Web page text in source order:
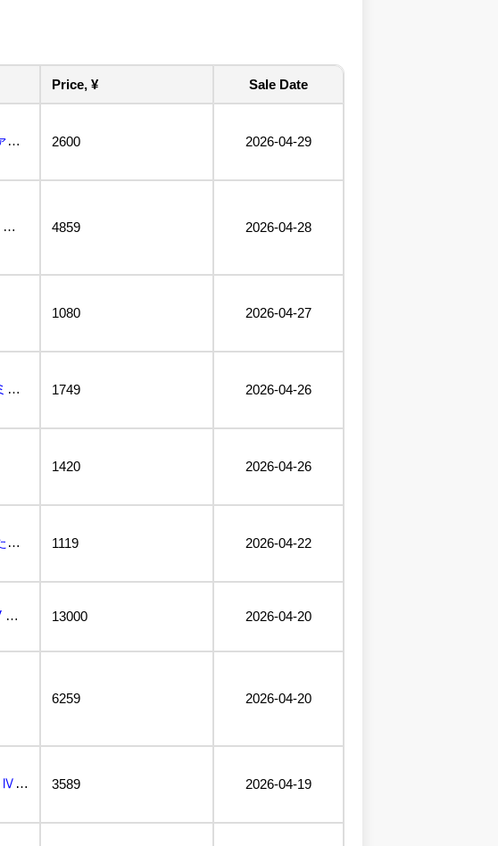
Price, ¥ Sale Date
【中古】 FC ドラゴンクエストIV DRAGONQUEST4 DQ4 [動作確認済] ファミコン... 2600 2026-04-29
【希少 箱説あり 動作良好】ファミコン ドラゴンクエストⅣ★1円スタート レア レトロ FC DRA... 4859 2026-04-28
1080 2026-04-27
[管00]【送料無料】ゲームソフト FC ドラゴンクエストIV ファミコン ファミリーコンピューター... 1749 2026-04-26
1420 2026-04-26
①j552◆ドラゴンクエスト Ⅳ◆fファミコン ソフト ドラクエ 4 導かれし者たち 外箱 説明書付... 1119 2026-04-22
超美品 ドラゴンクエスト4 導かれし者たち ファミコン ドラゴンクエストIV エニックス ドラクエ4... 13000 2026-04-20
6259 2026-04-20
完品 美品 レア DRAGON QUEST Ⅳ 導かれし者たち ドラゴンクエストⅣ エニックス ソ... 3589 2026-04-19